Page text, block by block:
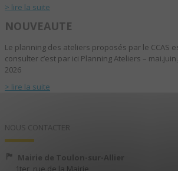
> lire la suite
NOUVEAUTE
Le planning des ateliers proposés par le CCAS
consulter c’est par ici Planning Ateliers –
2026
> lire la suite
NOUS CONTACTER
Mairie de Toulon-sur-Allier
1ter, rue de la Mairie